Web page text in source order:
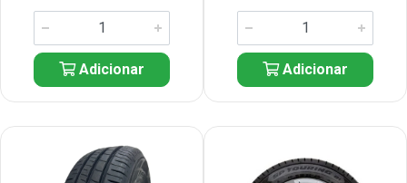
Adicionar Adicionar